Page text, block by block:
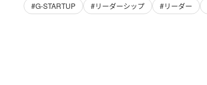
#G-STARTUP #リーダーシップ #リーダー